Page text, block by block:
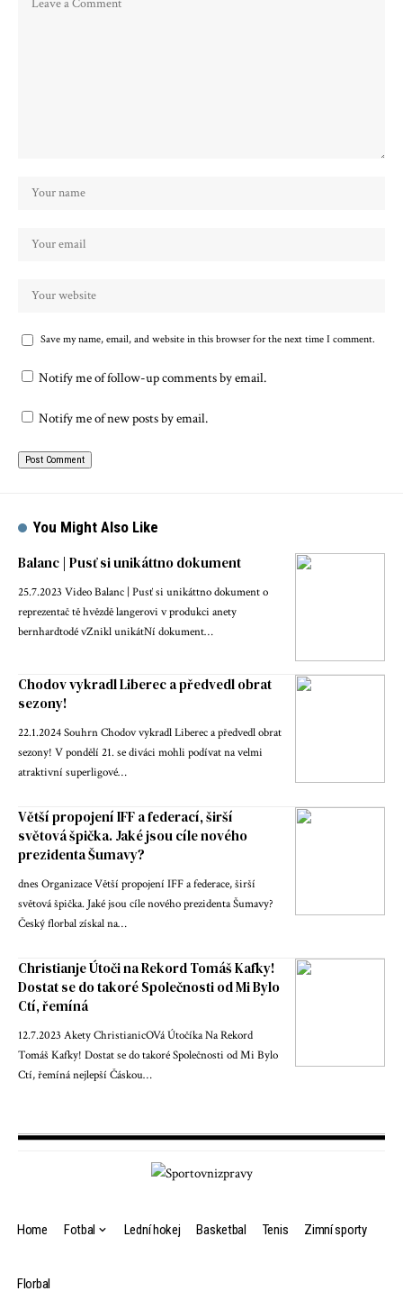
Save my name, email, and website in this browser for the next time I comment.
Notify me of follow-up comments by email.
Notify me of new posts by email.
You Might Also Like
Balanc | Pusť si unikáttno dokument
25.7.2023 Video Balanc | Pusť si unikáttno dokument o
reprezentač tě hvězdě langerovi v produkci anety
bernhardtodé vZnikl unikátNí dokument…
Chodov vykradl Liberec a předvedl obrat
sezony!
22.1.2024 Souhrn Chodov vykradl Liberec a předvedl obrat
sezony! V pondělí 21. se diváci mohli podívat na velmi
atraktivní superligové…
Větší propojení IFF a federací, širší
světová špička. Jaké jsou cíle nového
prezidenta Šumavy?
dnes Organizace Větší propojení IFF a federace, širší
světová špička. Jaké jsou cíle nového prezidenta Šumavy?
Český florbal získal na…
Christianje Útoči na Rekord Tomáš Kafky!
Dostat se do takoré Společnosti od Mi Bylo
Ctí, řemíná
12.7.2023 Akety ChristianicOVá Útočíka Na Rekord
Tomáš Kafky! Dostat se do takoré Společnosti od Mi Bylo
Ctí, řemíná nejlepší Čáskou…
Home Fotbal Lední hokej Basketbal Tenis Zimní sporty
Florbal